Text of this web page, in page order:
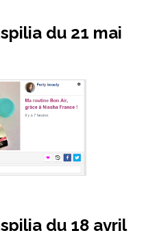
du 21 mai
du 18 avril